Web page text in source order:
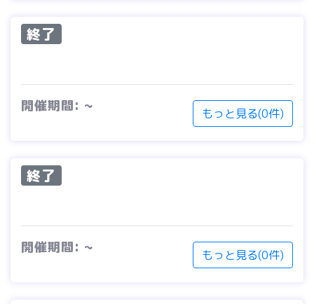
終了
開催期間: ~ もっと見る(0件)
終了
開催期間: ~ もっと見る(0件)